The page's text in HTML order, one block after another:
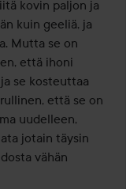
kovin paljon ja
kuin geeliä, ja
Mutta se on
että ihoni
se kosteuttaa
että se on
uudelleen,
jotain täysin
vähän